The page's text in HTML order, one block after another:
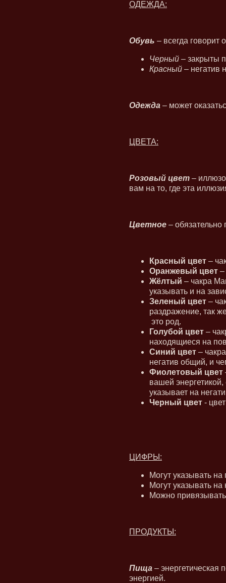
ОДЕЖДА:
Обувь – всегда говорит
Черный – закрыты
Красный – негатив
Одежда – может
ЦВЕТА:
Розовый цвет –
вам на то, где эта
Цветное –
Красный цвет –
Оранжевый цвет –
Жёлтый – чакра
указывать и на
Зеленый цвет –
раздражение, так
это род.
Голубой цвет –
находящиеся на
Синий цвет –
негатив общий, и
Фиолетовый цвет
вашей
указывает на
Черный цвет -
ЦИФРЫ:
Могут указывать
Могут указывать
Можно
ПРОДУКТЫ:
Пища – энергетическая
энергией.